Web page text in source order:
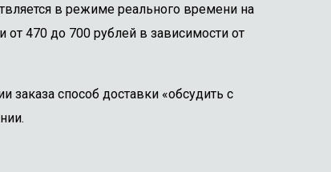
в режиме реального времени на
от 470 до 700 рублей в зависимости от
способ доставки «обсудить с